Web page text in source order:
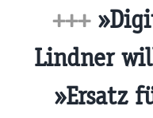
+++
Lindner
»Ersatz